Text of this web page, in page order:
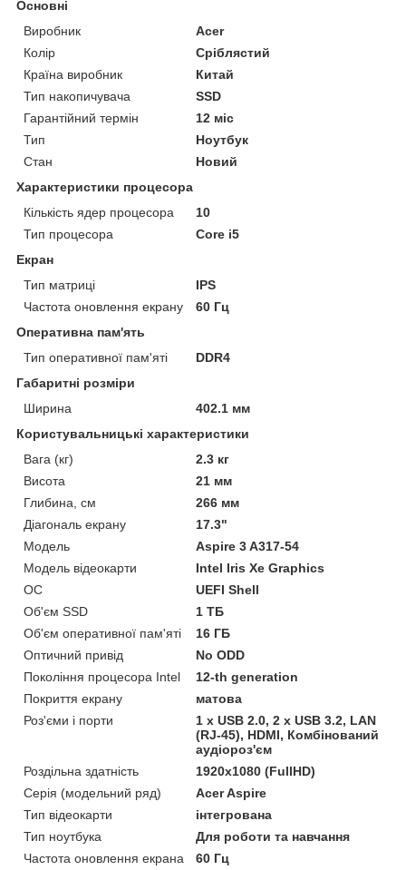
Основні
Виробник
Acer
Колір
Сріблястий
Країна виробник
Китай
Тип накопичувача
SSD
Гарантійний термін
12 міс
Тип
Ноутбук
Стан
Новий
Характеристики процесора
Кількість ядер процесора
10
Тип процесора
Core i5
Екран
Тип матриці
IPS
Частота оновлення екрану
60 Гц
Оперативна пам'ять
Тип оперативної пам'яті
DDR4
Габаритні розміри
Ширина
402.1 мм
Користувальницькі характеристики
Вага (кг)
2.3 кг
Висота
21 мм
Глибина, см
266 мм
Діагональ екрану
17.3"
Мoдель
Aspire 3 A317-54
Модель відеокарти
Intel Iris Xe Graphics
ОС
UEFI Shell
Об'єм SSD
1 ТБ
Об'єм оперативної пам'яті
16 ГБ
Оптичний привід
No ODD
Покоління процесора Intel
12-th generation
Покриття екрану
матова
Роз'єми і порти
1 х USB 2.0, 2 х USB 3.2, LAN
(RJ-45), HDMI, Комбінований
аудіороз'єм
Роздільна здатність
1920х1080 (FullHD)
Серія (модельний ряд)
Acer Aspire
Тип відеокарти
інтегрована
Тип ноутбука
Для роботи та навчання
Частота оновлення екрана
60 Гц